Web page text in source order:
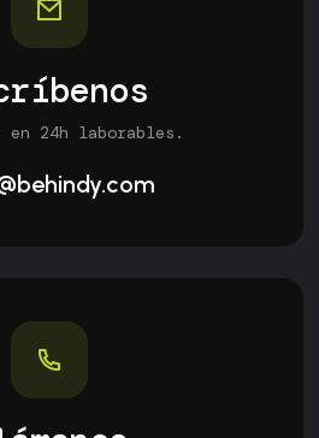
en 24h laborables.